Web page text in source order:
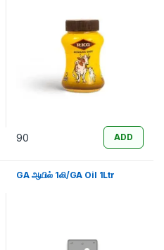
90 ADD
GA ஆயில் 1லி/GA Oil 1Ltr